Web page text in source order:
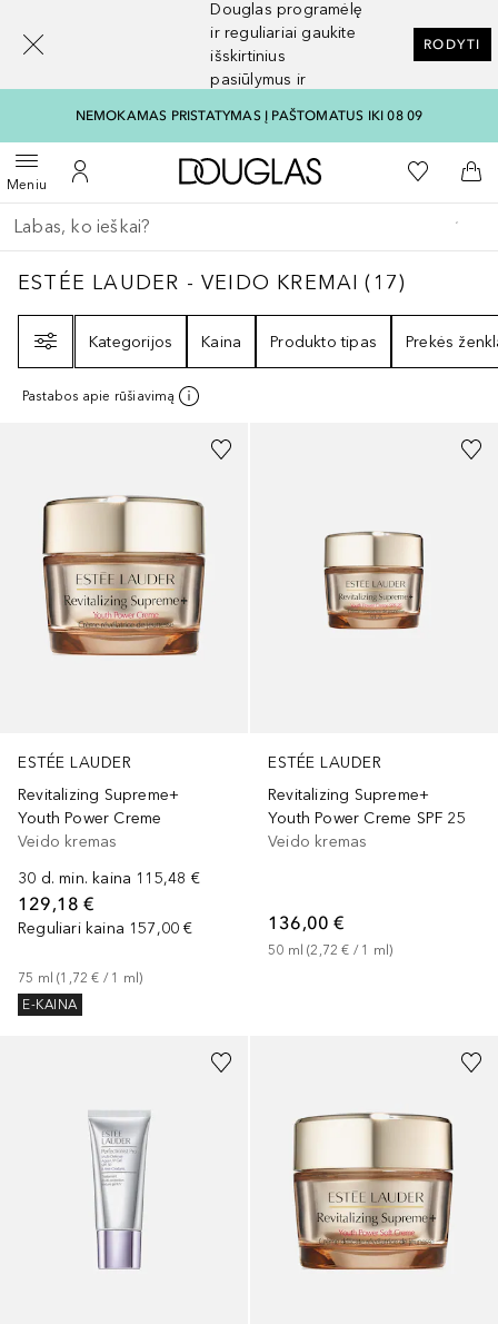
Douglas programėlę
ir reguliariai gaukite
išskirtinius
pasiūlymus ir
RODYTI
NEMOKAMAS PRISTATYMAS Į PAŠTOMATUS IKI 08 09
MeniuAtidaryti meniuĮ mano paskyrą
Į Douglas pagrindinį
Į mano
Į
Grįžk atgal
Vykdykite paiešką
ESTÉE LAUDER - VEIDO KREMAI 17
ESTÉE LAUDER - VEIDO KREMAI ( 17)
Kategorijos
Kaina Produkto tipas Prekės
Pastabos apie rūšiavimą
ESTÉE LAUDER
Revitalizing Supreme+
Youth Power Creme
Veido kremas
30 d. min. kaina 115,48 €
129,18 €
Reguliari kaina 157,00 €
75 ml (1,72 € / 1 ml)
E-KAINA
ESTÉE LAUDER
Revitalizing Supreme+
Youth Power Creme SPF 25
Veido kremas
136,00 €
50 ml (2,72 € / 1 ml)
[navigation.slideout.screenreader]